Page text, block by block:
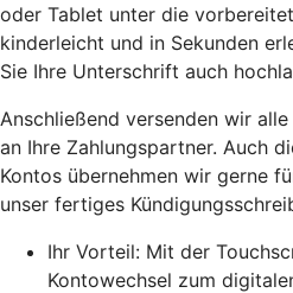
oder Tablet unter die
kinderleicht und in Sekunden
Sie Ihre Unterschrift auch
Anschließend versenden wir
an Ihre Zahlungspartner. Auch
Kontos übernehmen wir gerne
unser fertiges
Ihr Vorteil: Mit der
Kontowechsel zum